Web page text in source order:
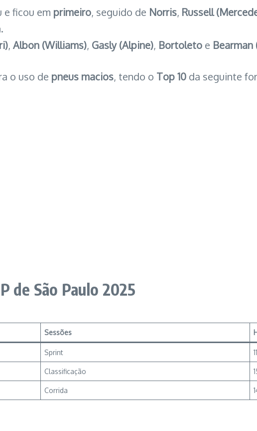
e ficou em primeiro, seguido de Norris, Russell
, Albon (Williams), Gasly (Alpine), Bortoleto e Bearman
o uso de pneus macios, tendo o Top 10 da seguinte
de São Paulo 2025
Sessões
Sprint
Classificação
Corrida